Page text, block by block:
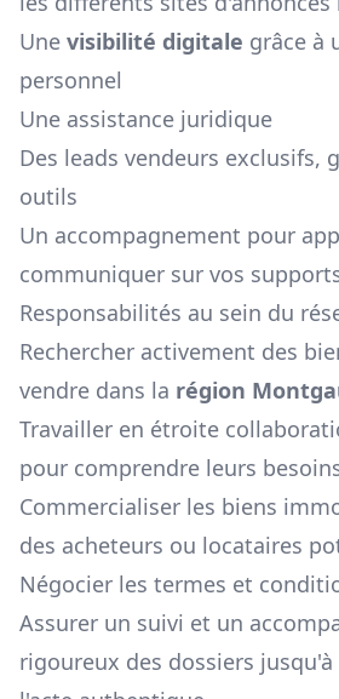
Une visibilité digitale grâce à
personnel
Une assistance juridique
Des leads vendeurs exclusifs,
outils
Un accompagnement pour
communiquer sur vos
Responsabilités au sein du
Rechercher activement des
vendre dans la région
Travailler en étroite
pour comprendre leurs
Commercialiser les biens
des acheteurs ou locataires
Négocier les termes et
Assurer un suivi et un
rigoureux des dossiers